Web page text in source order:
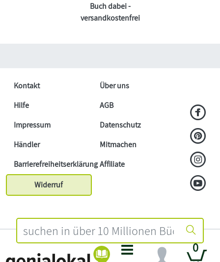
0
Buch dabei -
versandkostenfrei
Kontakt
Über uns
Hilfe
AGB
Impressum
Datenschutz
Händler
Mitmachen
BarrierefreiheitserklärungAffiliate
Widerruf